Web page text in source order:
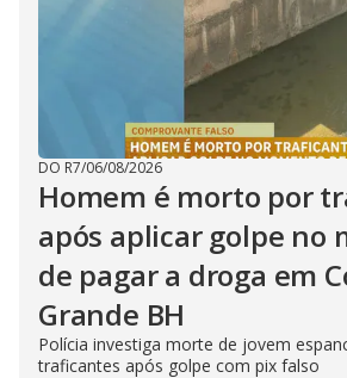
DO R7/06/08/2026
Homem é morto por
após aplicar golpe no
de pagar a droga em
Grande BH
Polícia investiga morte de jovem
traficantes após golpe com pix falso